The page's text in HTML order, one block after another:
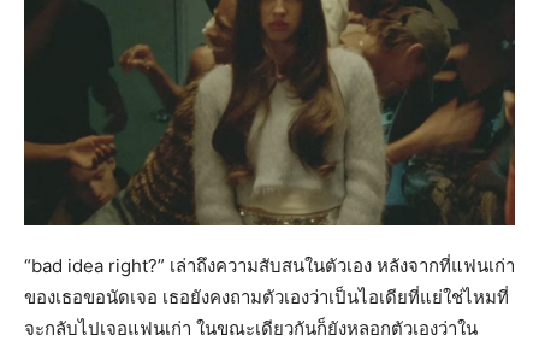
“bad idea right?” เล่าถึงความสับสนในตัวเอง หลังจากที่แฟนเก่า
ของเธอขอนัดเจอ เธอยังคงถามตัวเองว่าเป็นไอเดียที่แย่ใช่ไหมที่
จะกลับไปเจอแฟนเก่า ในขณะเดียวกันก็ยังหลอกตัวเองว่าใน